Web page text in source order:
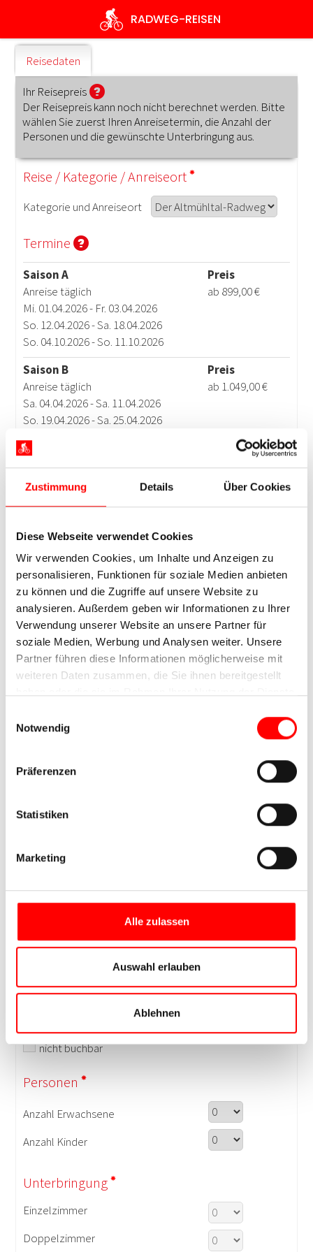
Zustimmung Details Über Cookies
Diese Webseite verwendet Cookies
Wir verwenden Cookies, um Inhalte und Anzeigen zu
personalisieren, Funktionen für soziale Medien anbieten
zu können und die Zugriffe auf unsere Website zu
analysieren. Außerdem geben wir Informationen zu Ihrer
Verwendung unserer Website an unsere Partner für
soziale Medien, Werbung und Analysen weiter. Unsere
Partner führen diese Informationen möglicherweise mit
weiteren Daten zusammen, die Sie ihnen bereitgestellt
Notwendig
Präferenzen
Statistiken
Marketing
Alle zulassen
Auswahl erlauben
Ablehnen
Inhalt
RADWEG-REISEN